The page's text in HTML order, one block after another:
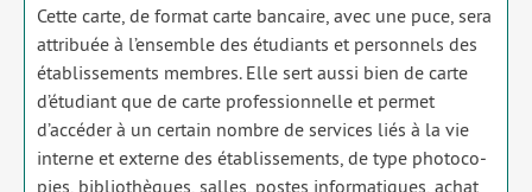
Cette carte, de for­mat carte ban­caire, avec une puce, sera
attri­buée à l’ensemble des étu­diants et per­son­nels des
éta­blis­se­ments membres. Elle sert aus­si bien de carte
d’étudiant que de carte pro­fes­sion­nelle et per­met
d’accéder à un cer­tain nombre de ser­vices liés à la vie
interne et externe des éta­blis­se­ments, de type pho­to­co­
pies, biblio­thèques, salles, postes infor­ma­tiques, achat